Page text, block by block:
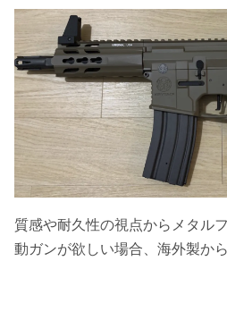
質感や耐久性の視点からメタル
動ガンが欲しい場合、海外製か